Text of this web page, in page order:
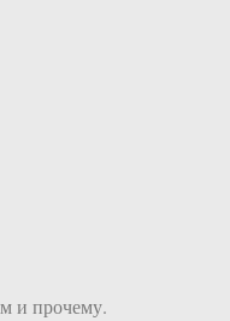
и прочему.